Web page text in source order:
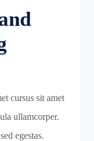
cursus sit amet
ullamcorper.
egestas.